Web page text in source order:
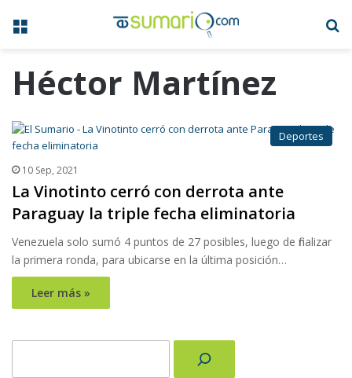
Menú
Héctor Martínez
Deportes
10 Sep, 2021
La Vinotinto cerró con derrota ante
Paraguay la triple fecha eliminatoria
Venezuela solo sumó 4 puntos de 27 posibles, luego de finalizar
la primera ronda, para ubicarse en la última posición…
Leer más »